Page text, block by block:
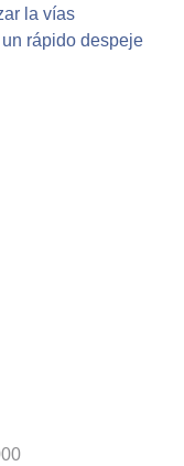
la vías
rápido despeje